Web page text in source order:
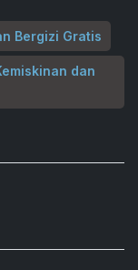
Bergizi Gratis
dan